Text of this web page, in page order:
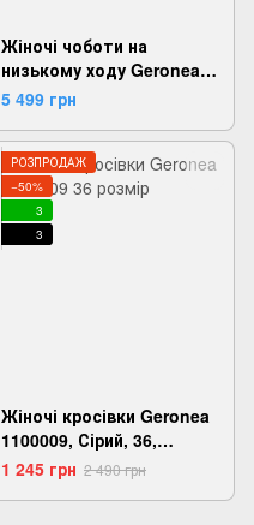
Жіночі чоботи на
низькому ходу Geronea
1101605, Коричневий, 36,
5 499 грн
РОЗПРОДАЖ
−50%
3
3
Жіночі кросівки Geronea
1100009, Сірий, 36,
2999860663372
1 245 грн 2 490 грн